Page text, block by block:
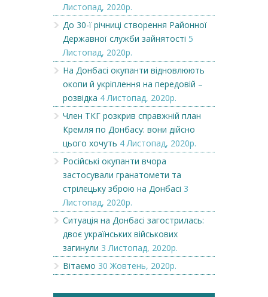
Листопад, 2020р.
До 30-ї річниці створення Районної
Державної служби зайнятості 5
Листопад, 2020р.
На Донбасі окупанти відновлюють
окопи й укріплення на передовій –
розвідка 4 Листопад, 2020р.
Член ТКГ розкрив справжній план
Кремля по Донбасу: вони дійсно
цього хочуть 4 Листопад, 2020р.
Російські окупанти вчора
застосували гранатомети та
стрілецьку зброю на Донбасі 3
Листопад, 2020р.
Ситуація на Донбасі загострилась:
двоє українських військових
загинули 3 Листопад, 2020р.
Вітаємо 30 Жовтень, 2020р.